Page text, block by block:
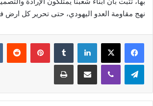
نهج مقاومة العدو اليهودي، حتى تحرير كل ارض
فيسبوك لينكدإن بينتيريست